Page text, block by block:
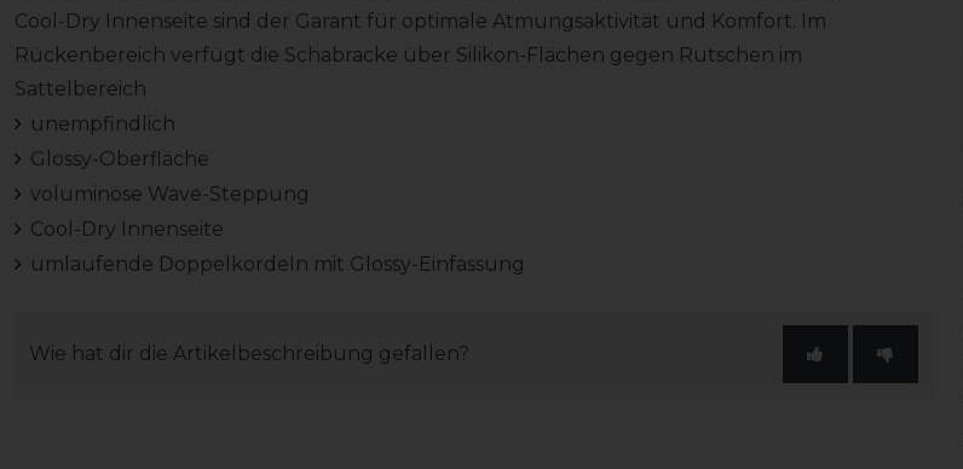
Cool-Dry Innenseite sind der Garant für optimale Atmungsaktivität und Komfort. Im
Rückenbereich verfügt die Schabracke über Silikon-Flächen gegen Rutschen im
Sattelbereich
unempfindlich
Glossy-Oberfläche
voluminöse Wave-Steppung
Cool-Dry Innenseite
umlaufende Doppelkordeln mit Glossy-Einfassung
Wie hat dir die Artikelbeschreibung gefallen?